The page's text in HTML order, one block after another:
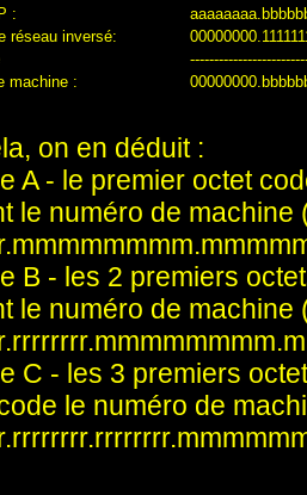
:
réseau inversé:
machine :
on en déduit :
A - le premier octet
le numéro de machine
B - les 2 premiers
le numéro de machine
C - les 3 premiers
le numéro de